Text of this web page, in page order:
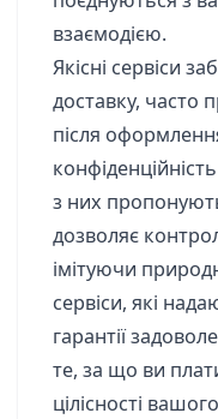
взаємодією.
Якісні сервіси
доставку, часто
після
з них
дозволяє
імітуючи
сервіси, які
гарантії
те, за що ви
цілісності